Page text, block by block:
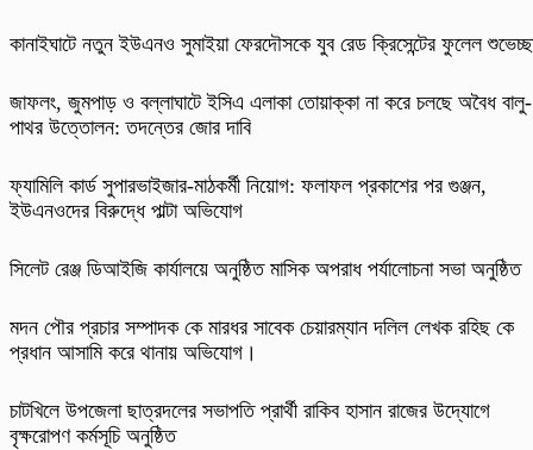
কানাইঘাটে নতুন ইউএনও সুমাইয়া ফেরদৌসকে যুব রেড ক্রিসেন্টের ফুলেল
​জাফলং, জুমপাড় ও বল্লাঘাটে ইসিএ এলাকা তোয়াক্কা না করে চলছে অবৈধ বালু-
পাথর উত্তোলন: তদন্তের জোর দাবি
ফ্যামিলি কার্ড সুপারভাইজার-মাঠকর্মী নিয়োগ: ফলাফল প্রকাশের পর গুঞ্জন,
ইউএনওদের বিরুদ্ধে পাল্টা অভিযোগ
‎সিলেট রেঞ্জ ডিআইজি কার্যালয়ে অনুষ্ঠিত মাসিক অপরাধ পর্যালোচনা সভা অনুষ্ঠিত
মদন পৌর প্রচার সম্পাদক কে মারধর সাবেক চেয়ারম্যান দলিল লেখক রহিছ কে
প্রধান আসামি করে থানায় অভিযোগ।
চাটখিলে উপজেলা ছাত্রদলের সভাপতি প্রার্থী রাকিব হাসান রাজের উদ্যোগে
বৃক্ষরোপণ কর্মসূচি অনুষ্ঠিত